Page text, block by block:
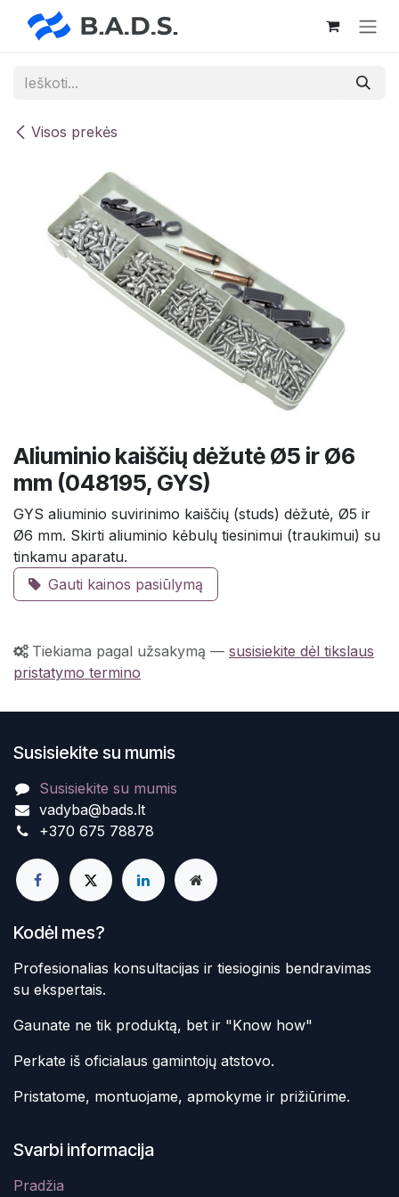
Skip to Content
Visos prekės
Aliuminio kaiščių dėžutė Ø5 ir Ø6
mm (048195, GYS)
GYS aliuminio suvirinimo kaiščių (studs) dėžutė, Ø5 ir
Ø6 mm. Skirti aliuminio kėbulų tiesinimui (traukimui) su
tinkamu aparatu.
Gauti kainos pasiūlymą
Tiekiama pagal užsakymą — susisiekite dėl tikslaus
pristatymo termino
Susisiekite su mumis
Susisiekite su mumis
vadyba@bads.lt
+370 675 78878
Kodėl mes?
Profesionalias konsultacijas ir tiesioginis bendravimas
su ekspertais.
Gaunate ne tik produktą, bet ir "Know how"
Perkate iš oficialaus gamintojų atstovo.
Pristatome, montuojame, apmokyme ir prižiūrime.
Svarbi informacija
Pradžia